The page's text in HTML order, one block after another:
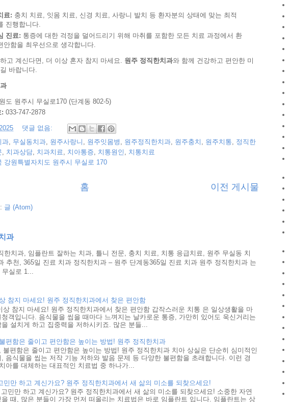
료: 충치 치료, 잇몸 치료, 신경 치료, 사랑니 발치 등 환자분의 상태에 맞는 최적
진행합니다.
진료: 통증에 대한 걱정을 덜어드리기 위해 마취를 포함한 모든 치료 과정에서 환
안함을 최우선으로 생각합니다.
고 계신다면, 더 이상 혼자 참지 마세요. 원주 정직한치과와 함께 건강하고 편안한 미
바랍니다.
도 원주시 무실로170 (단계동 802-5)
: 033-747-2878
댓글 없음:
과 무실동치과 원주사랑니 원주잇몸병 원주정직한치과 원주충치 원주치통
정직한
치과상담 치과치료 치아통증 치통원인
치통치료
강원특별자치도 원주시 무실로 170
이전 게시물
홈
글 (Atom)
과
한치과, 임플란트 잘하는 치과, 틀니 전문, 충치 치료, 치통 응급치료, 원주 무실동 치
추천, 365일 진료 치과 정직한치과 – 원주 단계동365일 진료 치과 원주 정직한치과 는
무실로 1...
참지 마세요! 원주 정직한치과에서 찾은 편안함
상 참지 마세요! 원주 정직한치과에서 찾은 편안함 갑작스러운 치통 은 일상생활을 마
청객입니다. 음식물을 씹을 때마다 느껴지는 날카로운 통증, 가만히 있어도 욱신거리는
설치게 하고 집중력을 저하시키죠. 많은 분들...
편함은 줄이고 편안함은 높이는 방법! 원주 정직한치과
불편함은 줄이고 편안함은 높이는 방법! 원주 정직한치과 치아 상실은 단순히 심미적인
, 음식물을 씹는 저작 기능 저하와 발음 문제 등 다양한 불편함을 초래합니다. 이런 경
아를 대체하는 대표적인 치료법 중 하나가...
민만 하고 계신가요? 원주 정직한치과에서 새 삶의 미소를 되찾으세요!
민만 하고 계신가요? 원주 정직한치과에서 새 삶의 미소를 되찾으세요! 소중한 자연
을 때, 많은 분들이 가장 먼저 떠올리는 치료법은 바로 임플란트 입니다. 임플란트는 상